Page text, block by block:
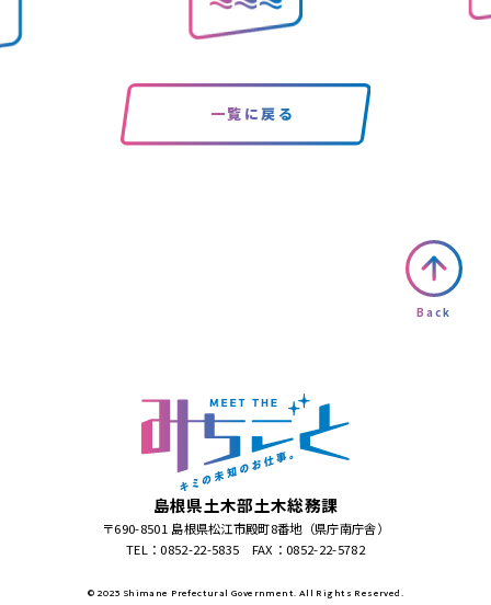
一覧に戻る
Back
島根県土木部土木総務課
〒690-8501 島根県松江市殿町8番地（県庁南庁舎）
TEL：0852-22-5835 FAX：0852-22-5782
© 2023 Shimane Prefectural Government. All Rights Reserved.